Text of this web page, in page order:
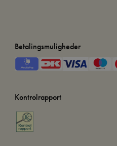
Betalingsmuligheder
Kontrolrapport